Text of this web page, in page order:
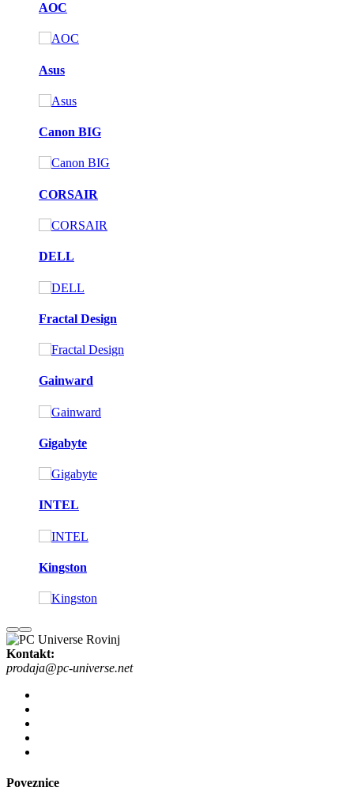
AOC
Asus
Canon BIG
CORSAIR
DELL
Fractal Design
Gainward
Gigabyte
INTEL
Kingston
Kontakt:
prodaja@pc-universe.net
Poveznice